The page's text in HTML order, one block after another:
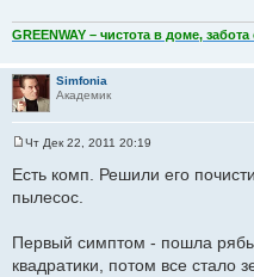
GREENWAY – чистота в доме,
Simfonia
Академик
о
б
н
е
Чт Дек 22, 2011 20:19
Есть комп. Решили его
пылесос.
Первый симптом - пошла
квадратики, потом все стало